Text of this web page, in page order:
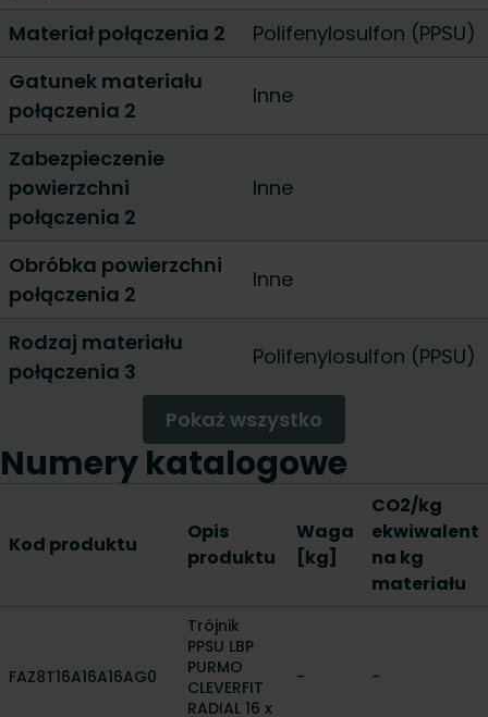
Materiał połączenia 2
Polifenylosulfon (PPSU)
Gatunek materiału
połączenia 2
Inne
Zabezpieczenie
powierzchni
połączenia 2
Inne
Obróbka powierzchni
połączenia 2
Inne
Rodzaj materiału
połączenia 3
Polifenylosulfon (PPSU)
Pokaż wszystko
Numery katalogowe
Kod produktu
Opis
produktu
Waga
[kg]
CO2/kg
ekwiwalent
na kg
materiału
FAZ8T16A16A16AG0
Trójnik
PPSU LBP
PURMO
CLEVERFIT
RADIAL 16 x
- -